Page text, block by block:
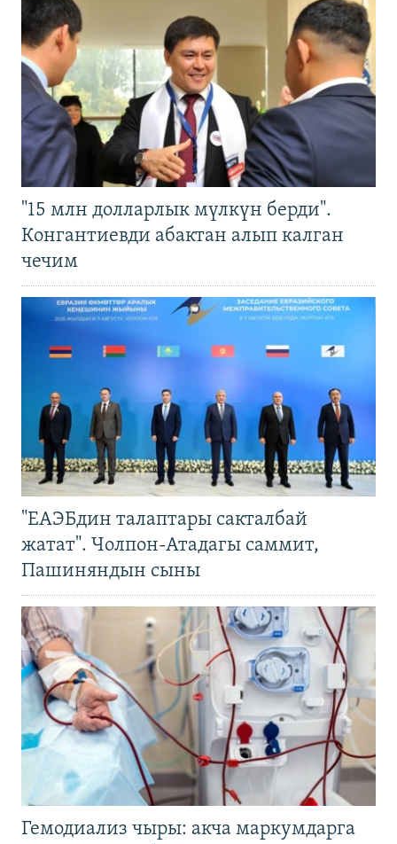
"15 млн долларлык мүлкүн берди".
Конгантиевди абактан алып калган
чечим
"ЕАЭБдин талаптары сакталбай
жатат". Чолпон-Атадагы саммит,
Пашиняндын сыны
Гемодиализ чыры: акча маркумдарга